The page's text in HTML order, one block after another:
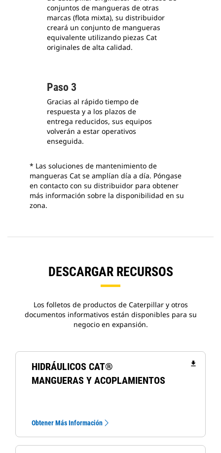
conjuntos de mangueras de otras
marcas (flota mixta), su distribuidor
creará un conjunto de mangueras
equivalente utilizando piezas Cat
originales de alta calidad.
Paso 3
Gracias al rápido tiempo de
respuesta y a los plazos de
entrega reducidos, sus equipos
volverán a estar operativos
enseguida.
* Las soluciones de mantenimiento de
mangueras Cat se amplían día a día. Póngase
en contacto con su distribuidor para obtener
más información sobre la disponibilidad en su
zona.
DESCARGAR RECURSOS
Los folletos de productos de Caterpillar y otros
documentos informativos están disponibles para su
negocio en expansión.
HIDRÁULICOS CAT®
MANGUERAS Y ACOPLAMIENTOS
file_download
Obtener Más Información